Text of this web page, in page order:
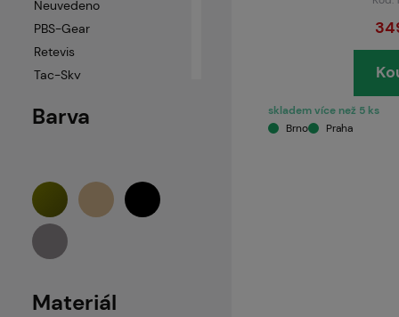
Neuvedeno
PBS-Gear
Retevis
Tac-Sky
WADSN
Barva
Materiál
skladem více než 5 ks
Brno
Praha